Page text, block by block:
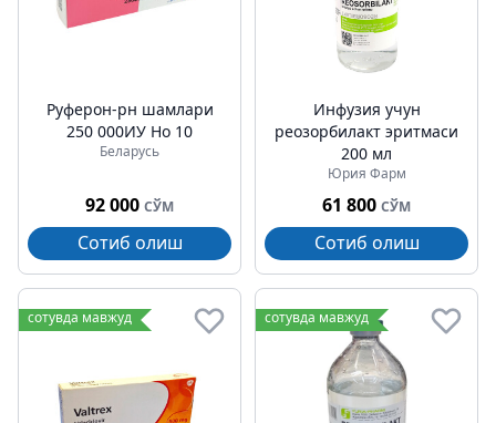
Руферон-рн шамлари
250 000ИУ Но 10
Беларусь
92 000 СЎМ
Сотиб олиш
Инфузия учун
реозорбилакт эритмаси
200 мл
Юрия Фарм
61 800 СЎМ
Сотиб олиш
сотувда мавжуд сотувда мавжуд